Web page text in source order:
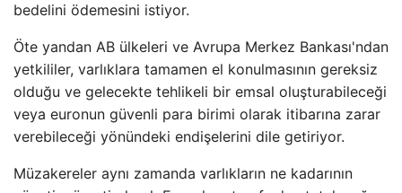
bedelini ödemesini istiyor.
Öte yandan AB ülkeleri ve Avrupa Merkez Bankası'ndan
yetkililer, varlıklara tamamen el konulmasının gereksiz
olduğu ve gelecekte tehlikeli bir emsal oluşturabileceği
veya euronun güvenli para birimi olarak itibarına zarar
verebileceği yönündeki endişelerini dile getiriyor.
Müzakereler aynı zamanda varlıkların ne kadarının